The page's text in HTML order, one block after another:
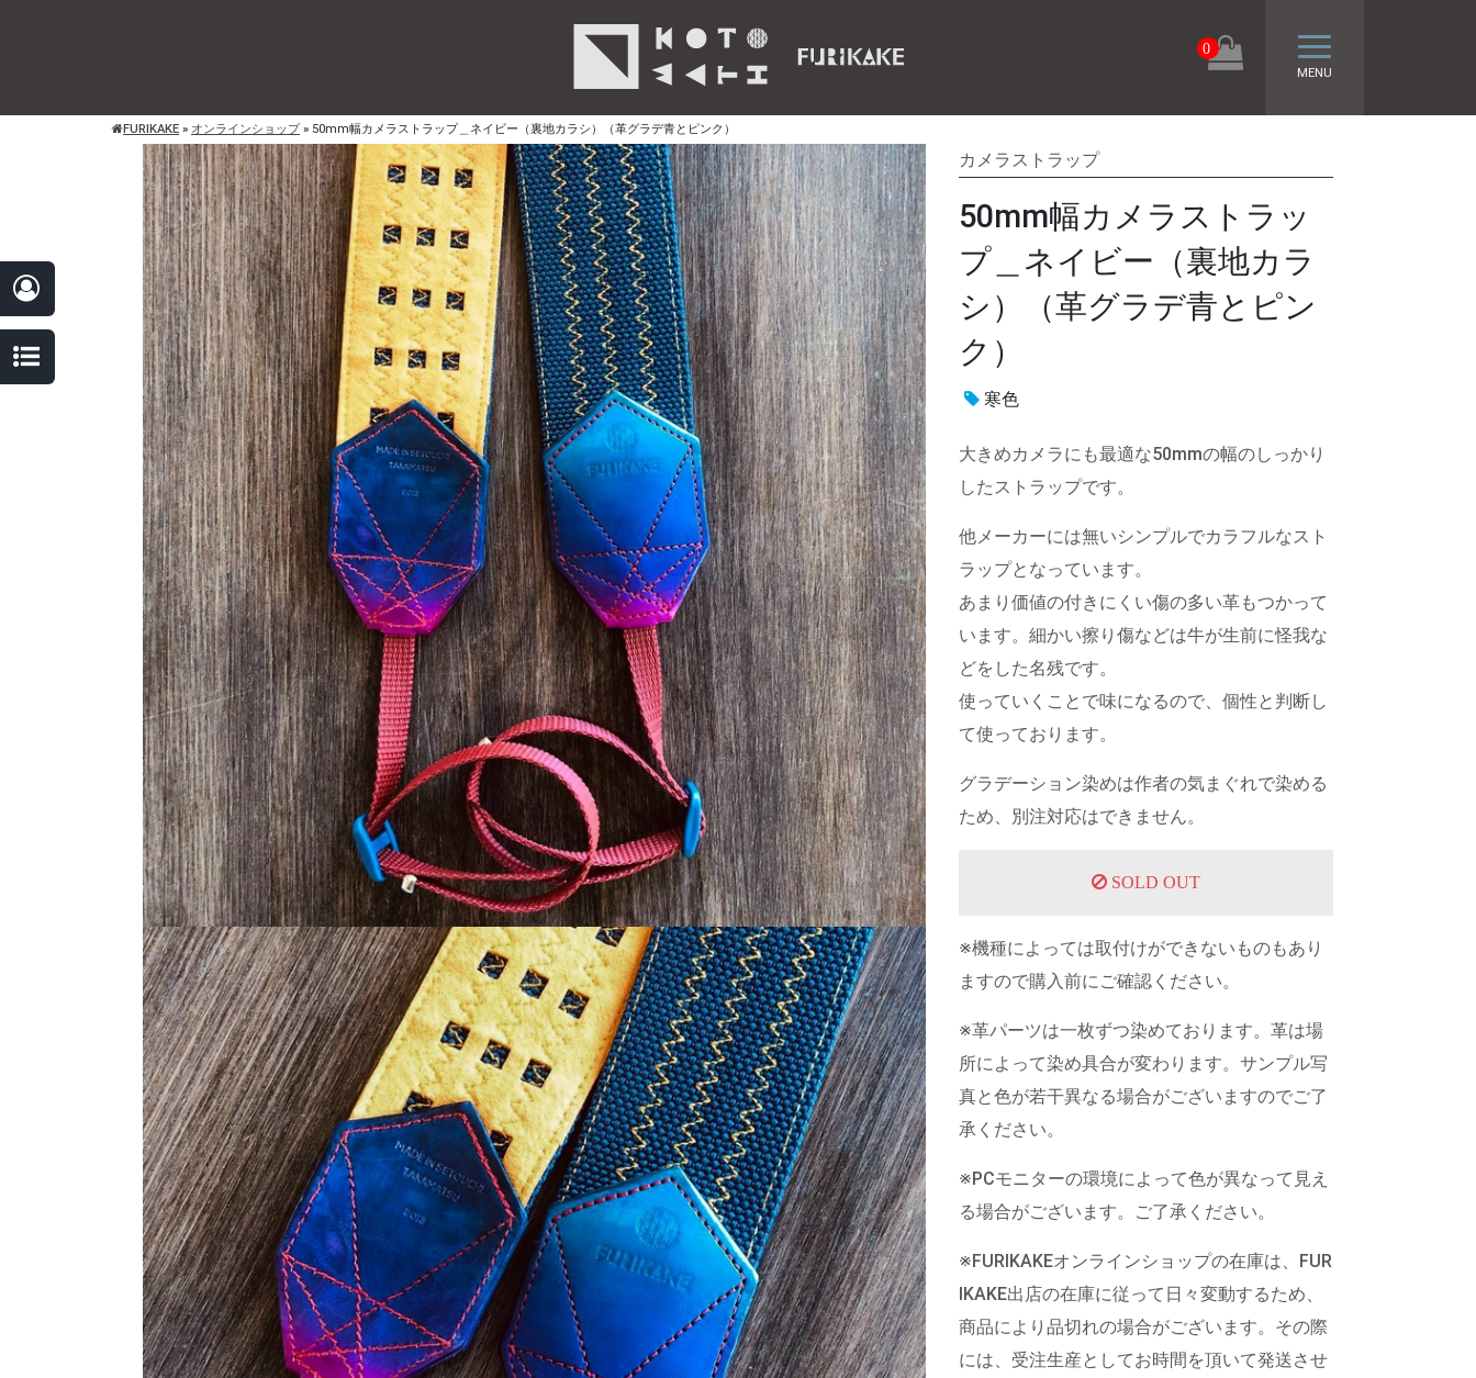
0 トグル ナビゲーシ
MENU
FURIKAKE » オンラインショップ» 50mm幅カメラストラップ＿ネイビー（裏地カラシ）（革グラデ青とピンク）
カメラストラップ
50mm幅カメラストラッ
プ＿ネイビー（裏地カラ
シ）（革グラデ青とピン
ク）
寒色
大きめカメラにも最適な50mmの幅のしっかり
したストラップです。
他メーカーには無いシンプルでカラフルなスト
ラップとなっています。
あまり価値の付きにくい傷の多い革もつかって
います。細かい擦り傷などは牛が生前に怪我な
どをした名残です。
使っていくことで味になるので、個性と判断し
て使っております。
グラデーション染めは作者の気まぐれで染める
ため、別注対応はできません。
SOLD OUT
※機種によっては取付けができないものもあり
ますので購入前にご確認ください。
※革パーツは一枚ずつ染めております。革は場
所によって染め具合が変わります。サンプル写
真と色が若干異なる場合がございますのでご了
承ください。
※PCモニターの環境によって色が異なって見え
る場合がございます。ご了承ください。
※FURIKAKEオンラインショップの在庫は、FUR
IKAKE出店の在庫に従って日々変動するため、
商品により品切れの場合がございます。その際
には、受注生産としてお時間を頂いて発送させ